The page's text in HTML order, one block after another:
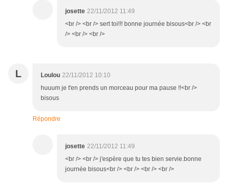
josette 22/11/2012 11:49
<br /> <br /> sert toi!!! bonne journée bisous<br /> <br
/> <br /> <br />
L Loulou 22/11/2012 10:10
huuum je t'en prends un morceau pour ma pause !!<br />
bisous
Répondre
josette 22/11/2012 11:49
<br /> <br /> j'espère que tu tes bien servie.bonne
journée bisous<br /> <br /> <br /> <br />